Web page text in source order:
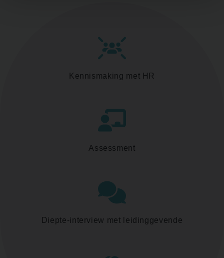
Kennismaking met HR
Assessment
Diepte-interview met leidinggevende